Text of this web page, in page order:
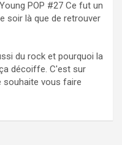
POP #27 Ce fut un
soir là que de retrouver
du rock et pourquoi la
décoiffe. C'est sur
souhaite vous faire